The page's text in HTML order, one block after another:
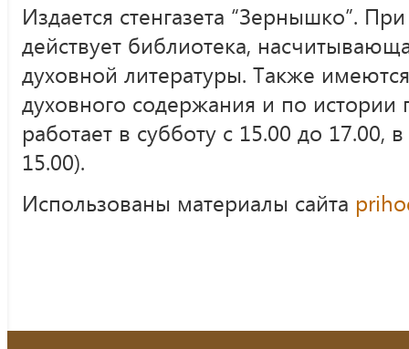
Издается стенгазета “Зернышко”.
действует библиотека,
духовной литературы. Также
духовного содержания и по истории
работает в субботу с 15.00 до 17.00,
15.00).
Использованы материалы сайта